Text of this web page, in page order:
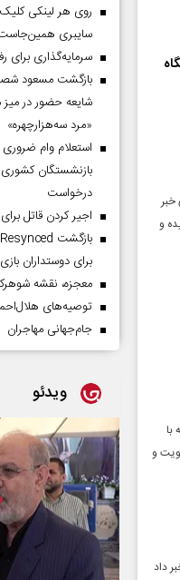
خبر
میلیارد تومان رسیده و
با
و
داد
روی هر لینکی کلیک
سایبری
سرمایه‌گذاری برای
بازگشت مسعود
شایعه حضور در میز
«مرد سه‌هزارچهره»
بازنشستگان
درخواست
اجیر کردن قاتل
برای دوستداران بازی
معجزه، نقشه
توصیه‌های
جام‌جهانی مهاجران
ویدئو